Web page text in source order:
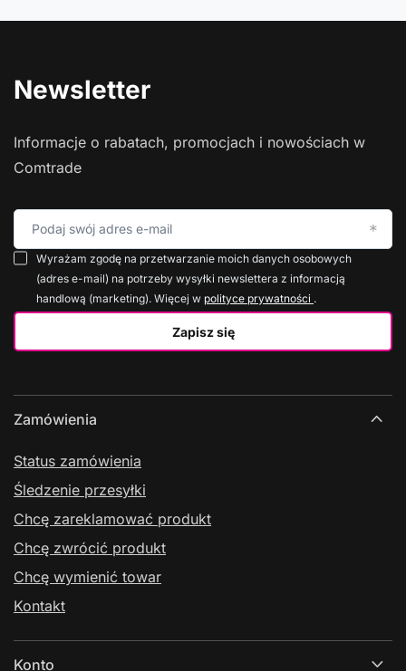
Newsletter
Informacje o rabatach, promocjach i nowościach w
Comtrade
Podaj swój adres e-mail
Zapisz się
Wyrażam zgodę na przetwarzanie moich danych osobowych
(adres e-mail) na potrzeby wysyłki newslettera z informacją
handlową (marketing). Więcej w polityce prywatności .
Zamówienia
Status zamówienia
Śledzenie przesyłki
Chcę zareklamować produkt
Chcę zwrócić produkt
Chcę wymienić towar
Kontakt
Konto